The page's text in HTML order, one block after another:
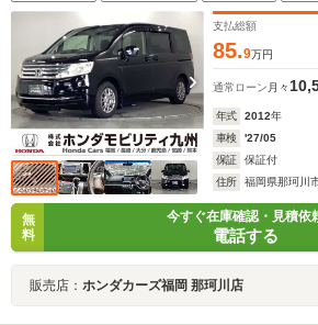
支払総額
85.9万円
通常ローン 月々
年式 2012年
車検
'27/05
保証
保証付
住所
福岡県那珂川
無
料
今すぐ在庫確認・見積依
電話する
販売店： ホンダカーズ福岡 那珂川店